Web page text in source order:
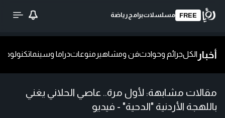
FREE مسلسلاتبرامج رياضة
أخبار الكلجرائم وحوادثفن ومشاهير منوعاتدراما وسينماتكنولوجيا
مقالات مشابهة: لأول مرة.. عاصي الحلاني يغني
باللهجة الأردنية "الدحية" - فيديو